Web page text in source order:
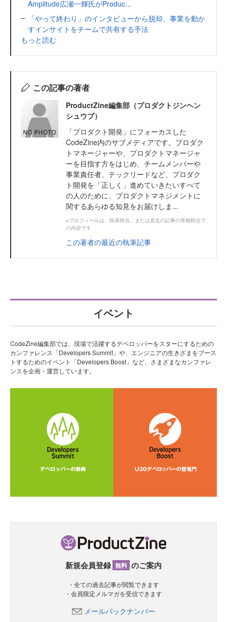
Amplitude広瀬一輝氏がProduc...
「やって終わり」のインタビューから脱却、事業を動か
すインサイトをチームで共有する手法
もっと読む
この記事の著者
ProductZine編集部（プロダクトジンヘン
シュウブ）
「プロダクト開発」にフォーカスした
CodeZine内のサブメディアです。プロダク
トマネージャーや、プロダクトマネージャ
ーを目指す方をはじめ、チームメンバーや
事業責任者、テックリードなど、プロダク
ト開発を「正しく」進めていきたいすべて
の人のために、プロダクトマネジメントに
関するあらゆる知見をお届けしま...
※プロフィールは、執筆時点、または直近の記事の寄稿時点で
の内容です
この著者の最近の執筆記事
イベント
CodeZine編集部では、現場で活躍するデベロッパーをスターにするための
カンファレンス「Developers Summit」や、エンジニアの生きざまをブース
トするためのイベント「Developers Boost」など、さまざまなカンファレ
ンスを企画・運営しています。
新規会員登録 無料 のご案内
・全ての過去記事が閲覧できます
・会員限定メルマガを受信できます
メールバックナンバー